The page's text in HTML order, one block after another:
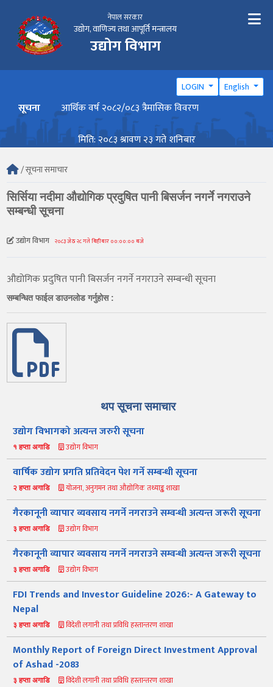
नेपाल सरकार
उद्योग, वाणिज्य तथा आपूर्ति मन्त्रालय
उद्योग विभाग
LOGIN English
सूचना आर्थिक वर्ष २०८२/०८३ त्रैमासिक विवरण
मिति: २०८३ श्रावण २३ गते शनिबार
/ सूचना समाचार
सिर्सिया नदीमा औद्योगिक प्रदुषित पानी बिसर्जन नगर्ने नगराउने
सम्बन्धी सूचना
उद्योग विभाग २०८३ जेठ २८ गते बिहीबार ००:००:०० बजे
औद्योगिक प्रदुषित पानी बिसर्जन नगर्ने नगराउने सम्बन्धी सूचना
सम्बन्धित फाईल डाउनलोड गर्नुहोस :
थप सूचना समाचार
उद्योग विभागको अत्यन्त जरुरी सूचना
१ हप्ता अगाडि उद्योग विभाग
वार्षिक उद्योग प्रगति प्रतिवेदन पेश गर्ने सम्बन्धी सूचना
२ हप्ता अगाडि योजना, अनुगमन तथा औद्योगिक तथ्याङ्क शाखा
गैरकानूनी व्यापार व्यवसाय नगर्ने नगराउने सम्वन्धी अत्यन्त जरूरी सूचना
३ हप्ता अगाडि उद्योग विभाग
गैरकानूनी व्यापार व्यवसाय नगर्ने नगराउने सम्वन्धी अत्यन्त जरूरी सूचना
३ हप्ता अगाडि उद्योग विभाग
FDI Trends and Investor Guideline 2026:- A Gateway to
Nepal
३ हप्ता अगाडि विदेशी लगानी तथा प्रविधि हस्तान्तरण शाखा
Monthly Report of Foreign Direct Investment Approval
of Ashad -2083
३ हप्ता अगाडि विदेशी लगानी तथा प्रविधि हस्तान्तरण शाखा